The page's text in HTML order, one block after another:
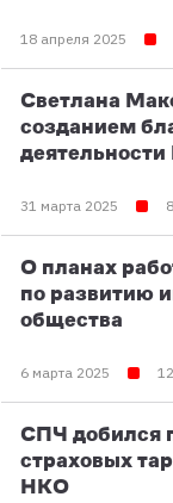
18 апреля 2025
Светлана
созданием
31 марта 2025
О планах
по развитию
общества
6 марта 2025
СПЧ добился
страховых
НКО